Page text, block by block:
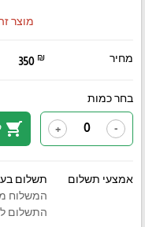
מוצר
מחיר 350 ₪
בחר כמות
-
+
shopping_cart
אמצעי תשלום
תשלום
המשלוח
התשלום